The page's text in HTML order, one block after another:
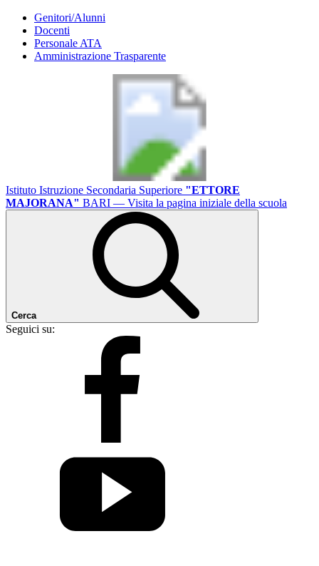
Genitori/Alunni
Docenti
Personale ATA
Amministrazione Trasparente
Istituto Istruzione Secondaria Superiore "ETTORE
MAJORANA" BARI — Visita la pagina iniziale della scuola
Cerca
Seguici su: